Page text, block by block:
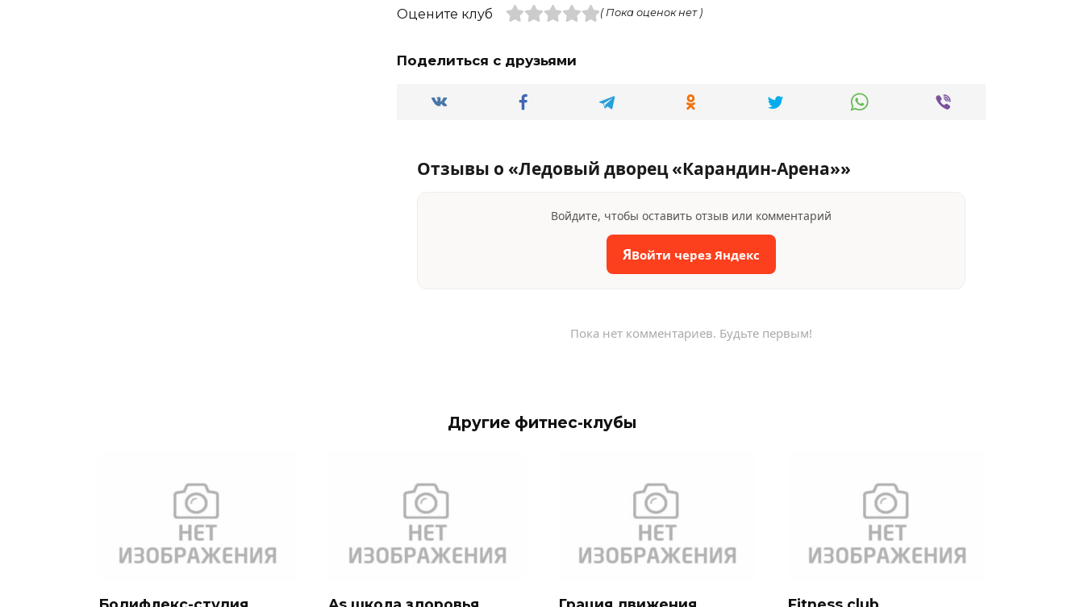
Оцените клуб ( Пока оценок нет )
Поделиться с друзьями
Отзывы о «Ледовый дворец «Карандин-Арена»»
Войдите, чтобы оставить отзыв или комментарий
ЯВойти через Яндекс
Пока нет комментариев. Будьте первым!
Другие фитнес-клубы